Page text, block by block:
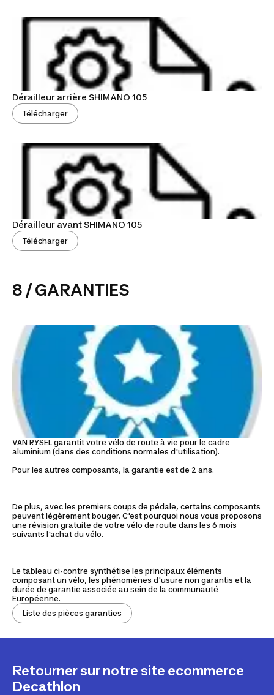
Dérailleur arrière SHIMANO 105
Télécharger
Dérailleur avant SHIMANO 105
Télécharger
8 / GARANTIES
VAN RYSEL garantit votre vélo de route à vie pour le cadre
aluminium (dans des conditions normales d'utilisation).
Pour les autres composants, la garantie est de 2 ans.
De plus, avec les premiers coups de pédale, certains composants
peuvent légèrement bouger. C'est pourquoi nous vous proposons
une révision gratuite de votre vélo de route dans les 6 mois
suivants l'achat du vélo.
Le tableau ci-contre synthétise les principaux éléments
composant un vélo, les phénomènes d'usure non garantis et la
durée de garantie associée au sein de la communauté
Européenne.
Liste des pièces garanties
Retourner sur notre site ecommerce
Decathlon